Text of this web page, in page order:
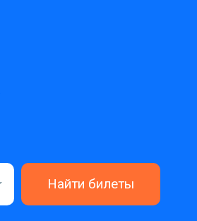
Найти билеты